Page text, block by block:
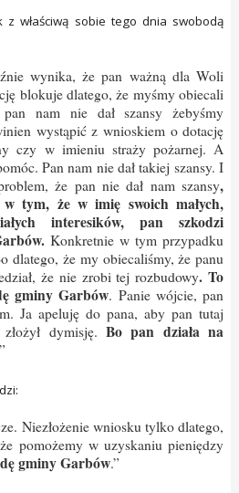
z właściwą sobie tego dnia swobodą
wynika, że pan ważną dla Woli
blokuje dlatego, że myśmy obiecali
nam nie dał szansy żebyśmy
wystąpić z wnioskiem o dotację
czy w imieniu straży pożarnej. A
Pan nam nie dał takiej szansy. I
że pan nie dał nam szansy,
tym, że w imię swoich małych,
interesików, pan szkodzi
Konkretnie w tym przypadku
dlatego, że my obiecaliśmy, że panu
że nie zrobi tej rozbudowy. To
gminy Garbów. Panie wójcie, pan
Ja apeluję do pana, aby pan tutaj
dymisję.Bo pan działa na
Niezłożenie wniosku tylko dlatego,
pomożemy w uzyskaniu pieniędzy
gminy Garbów.”